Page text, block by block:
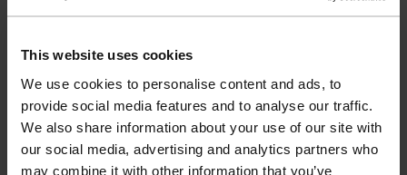
This website uses cookies
We use cookies to personalise content and ads, to
provide social media features and to analyse our traffic.
We also share information about your use of our site with
our social media, advertising and analytics partners who
may combine it with other information that you’ve
VOIR LE STOCK EN MAGASIN
Livraison gratuite en magasin
Livraison rapide